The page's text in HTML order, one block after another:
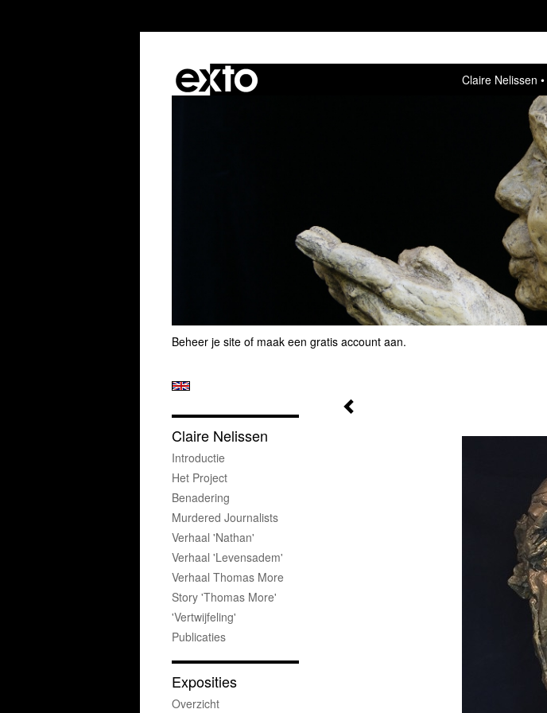
Claire Nelissen
Beheer je site of maak een gratis account aan.
Claire Nelissen
Introductie
Het Project
Benadering
Murdered Journalists
Verhaal 'Nathan'
Verhaal 'Levensadem'
Verhaal Thomas More
Story 'Thomas More'
'Vertwijfeling'
Publicaties
Exposities
Overzicht